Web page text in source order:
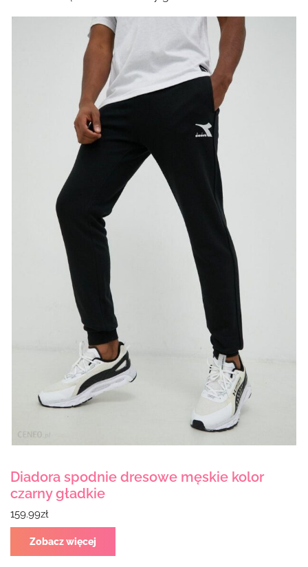
Diadora spodnie dresowe męskie kolor
czarny gładkie
159.99zł
Zobacz więcej